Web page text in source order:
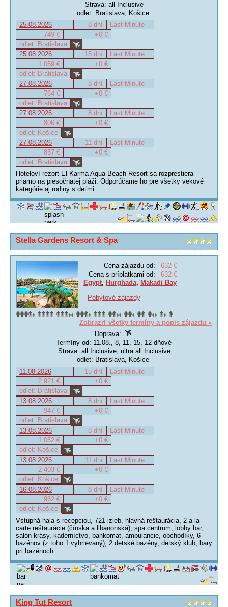
Strava: all Inclusive
odlet: Bratislava, Košice
25.08.2026
8 dní
Last Minute
749 €
+0 €
odlet: Bratislava
25.08.2026
15 dní
Last Minute
1 059 €
+0 €
odlet: Bratislava
27.08.2026
8 dní
Last Minute
764 €
+0 €
odlet: Bratislava
27.08.2026
8 dní
Last Minute
806 €
+0 €
odlet: Košice
27.08.2026
11 dní
Last Minute
857 €
+0 €
odlet: Bratislava
Hoteloví rezort El Karma Aqua Beach Resort sa rozprestiera
priamo na piesočnatej pláži. Odporúčame ho pre všetky vekové
kategórie aj rodiny s deťmi .
Stella Gardens Resort & Spa
Cena zájazdu od:
632 €
Cena s príplatkami od:
632 €
Egypt, Hurghada, Makadi Bay
- Pobytové zájazdy
Zobraziť všetky termíny a popis zájazdu »
Doprava:
Termíny od: 11.08., 8, 11, 15, 12 dňové
Strava: all Inclusive, ultra all Inclusive
odlet: Bratislava, Košice
11.08.2026
15 dní
Last Minute
2 921 €
+0 €
odlet: Bratislava
13.08.2026
8 dní
Last Minute
947 €
+0 €
odlet: Bratislava
13.08.2026
8 dní
Last Minute
1 052 €
+0 €
odlet: Košice
13.08.2026
11 dní
Last Minute
2 403 €
+0 €
odlet: Košice
16.08.2026
8 dní
Last Minute
962 €
+0 €
odlet: Košice
Vstupná hala s recepciou, 721 izieb, hlavná reštaurácia, 2 a la
carte reštaurácie (čínska a libanonská), spa centrum, lobby bar,
salón krásy, kaderníctvo, bankomat, ambulancie, obchodíky, 6
bazénov (z toho 1 vyhrievaný), 2 detské bazény, detský klub, bary
pri bazénoch.
King Tut Resort